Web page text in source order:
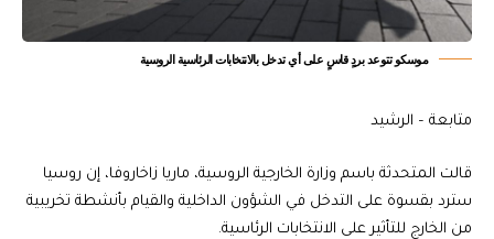
موسكو تتوعد بردٍ قاسٍ على أي تدخل بالانتخابات الرئاسية الروسية
متابعة – الرشيد
قالت المتحدثة باسم وزارة الخارجية الروسية، ماريا زاخاروفا، إن روسيا
سترد بقسوة على التدخل في الشؤون الداخلية والقيام بأنشطة تخريبية
من الخارج للتأثير على الانتخابات الرئاسية.